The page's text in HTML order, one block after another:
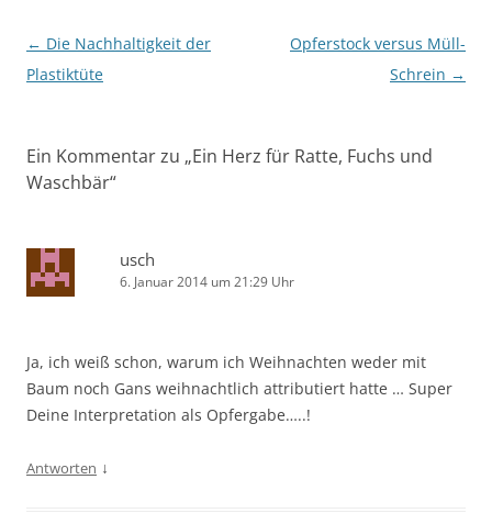
Beitragsnavigation
← Die Nachhaltigkeit der
Plastiktüte
Opferstock versus Müll-
Schrein →
Ein Kommentar zu „Ein Herz für Ratte, Fuchs und
Waschbär“
usch
6. Januar 2014 um 21:29 Uhr
Ja, ich weiß schon, warum ich Weihnachten weder mit
Baum noch Gans weihnachtlich attributiert hatte … Super
Deine Interpretation als Opfergabe…..!
Antworten ↓